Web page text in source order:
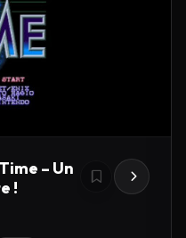
– Un
!